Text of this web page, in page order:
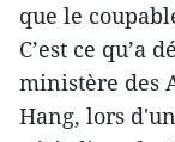
que le
C’est ce qu’a
ministère des
Hang, lors